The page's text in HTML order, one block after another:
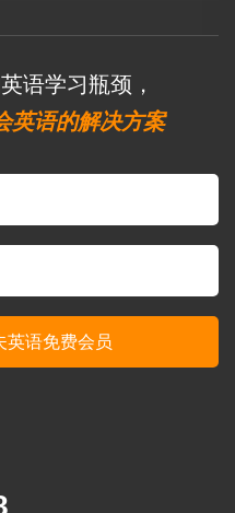
语学习瓶颈，
英语的解决方案